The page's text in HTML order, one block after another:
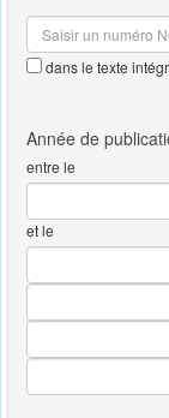
dans le texte
entre le
et le